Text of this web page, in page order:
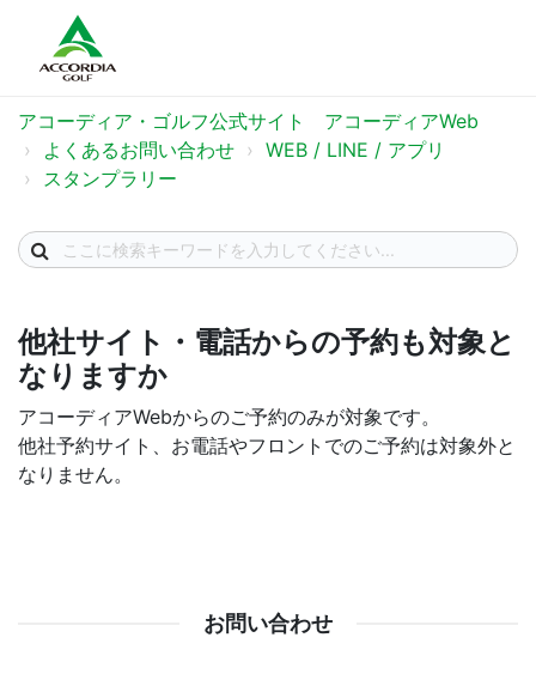
アコーディア・ゴルフ公式サイト アコーディアWeb
よくあるお問い合わせ
WEB / LINE / アプリ
スタンプラリー
他社サイト・電話からの予約も対象と
なりますか
アコーディアWebからのご予約のみが対象です。
他社予約サイト、お電話やフロントでのご予約は対象外と
なりません。
お問い合わせ